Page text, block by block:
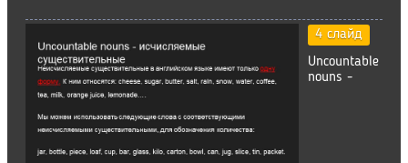
4 слайд
Uncountable
nouns -